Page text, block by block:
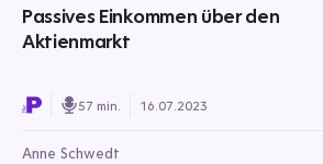
Passives Einkommen über den
Aktienmarkt
57 min. 16.07.2023
Anne Schwedt